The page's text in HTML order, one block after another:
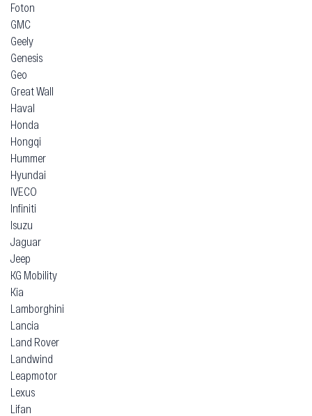
Foton
GMC
Geely
Genesis
Geo
Great Wall
Haval
Honda
Hongqi
Hummer
Hyundai
IVECO
Infiniti
Isuzu
Jaguar
Jeep
KG Mobility
Kia
Lamborghini
Lancia
Land Rover
Landwind
Leapmotor
Lexus
Lifan